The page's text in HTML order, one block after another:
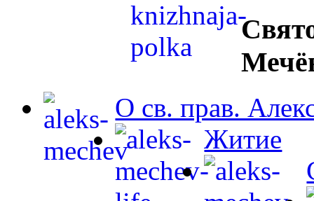
О св. прав.
Житие